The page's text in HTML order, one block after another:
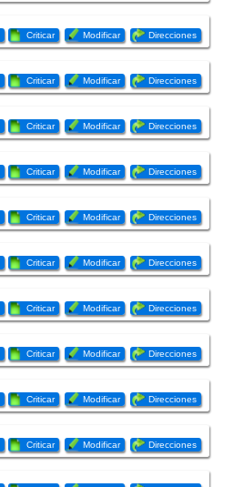
Criticar Modificar Direcciones
Criticar Modificar Direcciones
Criticar Modificar Direcciones
Criticar Modificar Direcciones
Criticar Modificar Direcciones
Criticar Modificar Direcciones
Criticar Modificar Direcciones
Criticar Modificar Direcciones
Criticar Modificar Direcciones
Criticar Modificar Direcciones